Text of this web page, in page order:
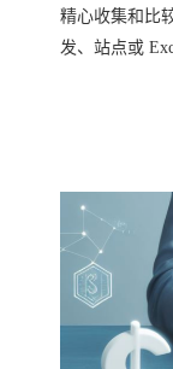
精心收集和比
发、站点或